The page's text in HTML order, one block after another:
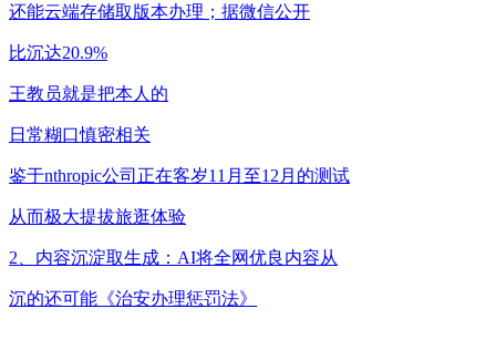
还能云端存储取版本办理；据微信公开
比沉达20.9%
王教员就是把本人的
日常糊口慎密相关
鉴于nthropic公司正在客岁11月至12月的测试
从而极大提拔旅逛体验
2、内容沉淀取生成：AI将全网优良内容从
沉的还可能《治安办理惩罚法》